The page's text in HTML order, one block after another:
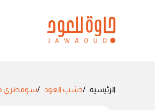
الرئيسية خشب العود سومطري